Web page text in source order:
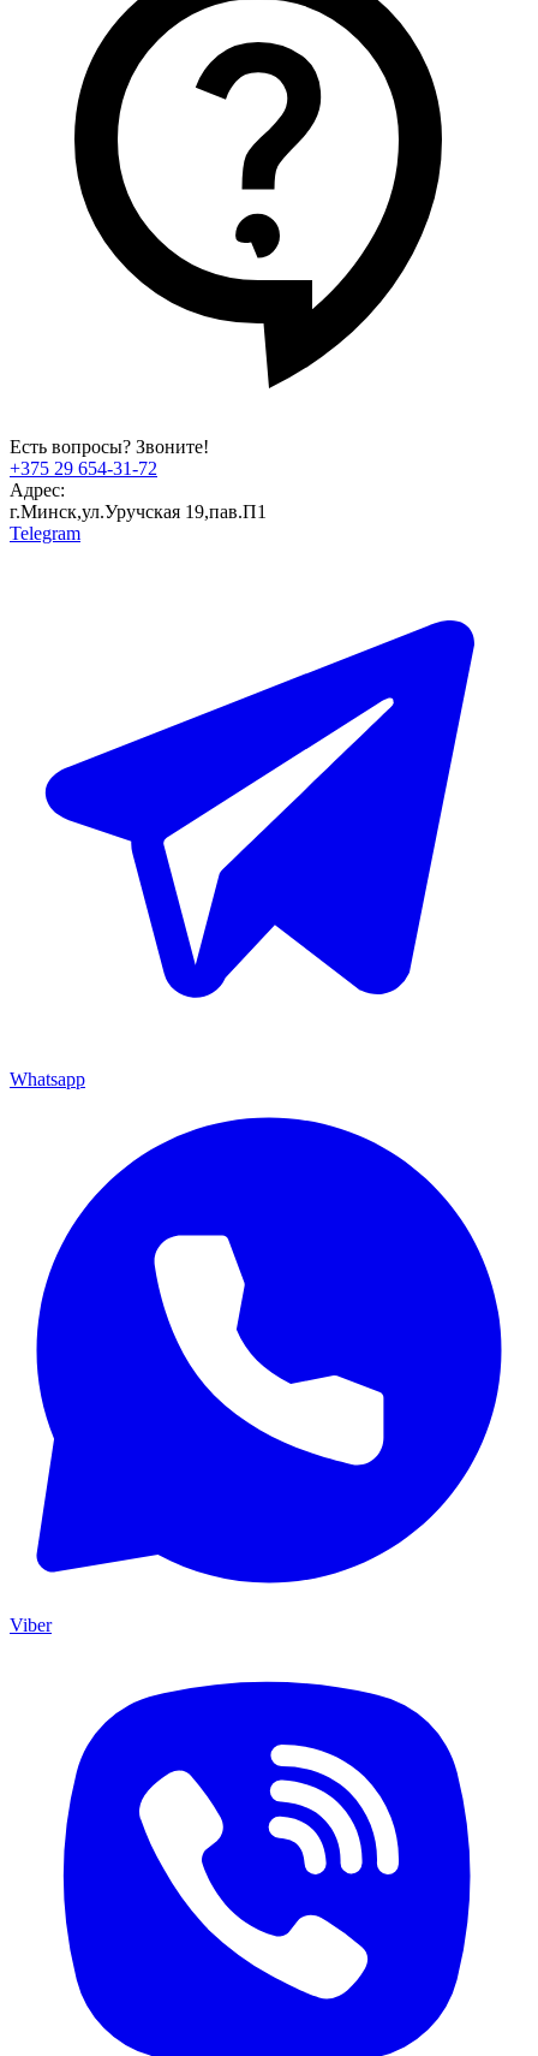
Есть вопросы? Звоните!
+375 29 654-31-72
Адрес:
г.Минск,ул.Уручская 19,пав.П1
Telegram
Whatsapp
Viber